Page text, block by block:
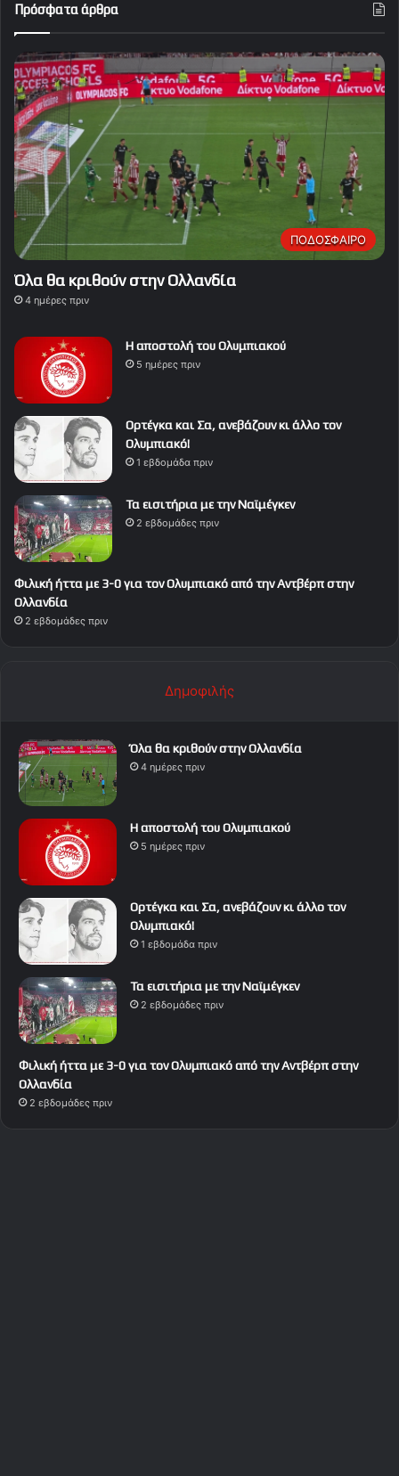
Πρόσφατα άρθρα
ΠΟΔΟΣΦΑΙΡΟ
Όλα θα κριθούν στην Ολλανδία
4 ημέρες πριν
Η αποστολή του Ολυμπιακού
5 ημέρες πριν
Ορτέγκα και Σα, ανεβάζουν κι άλλο τον
Ολυμπιακό!
1 εβδομάδα πριν
Τα εισιτήρια με την Ναϊμέγκεν
2 εβδομάδες πριν
Φιλική ήττα με 3-0 για τον Ολυμπιακό από την Αντβέρπ στην
Ολλανδία
2 εβδομάδες πριν
Δημοφιλής
Όλα θα κριθούν στην Ολλανδία
4 ημέρες πριν
Η αποστολή του Ολυμπιακού
5 ημέρες πριν
Ορτέγκα και Σα, ανεβάζουν κι άλλο τον
Ολυμπιακό!
1 εβδομάδα πριν
Τα εισιτήρια με την Ναϊμέγκεν
2 εβδομάδες πριν
Φιλική ήττα με 3-0 για τον Ολυμπιακό από την Αντβέρπ στην
Ολλανδία
2 εβδομάδες πριν